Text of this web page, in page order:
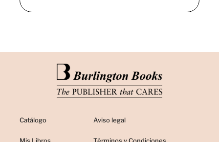
Catálogo Aviso legal